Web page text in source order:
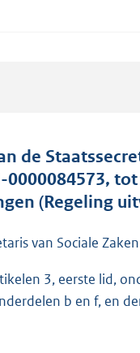
de
0000084573,
(Regeling
van Sociale
3, eerste lid,
b en f, en